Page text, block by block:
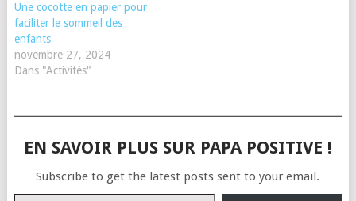
Une cocotte en papier pour
faciliter le sommeil des
enfants
novembre 27, 2024
Dans "Activités"
EN SAVOIR PLUS SUR PAPA POSITIVE !
Subscribe to get the latest posts sent to your email.
Saisissez votre adresse e-mail…